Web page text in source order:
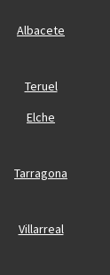
Albacete
Teruel
Elche
Tarragona
Villarreal